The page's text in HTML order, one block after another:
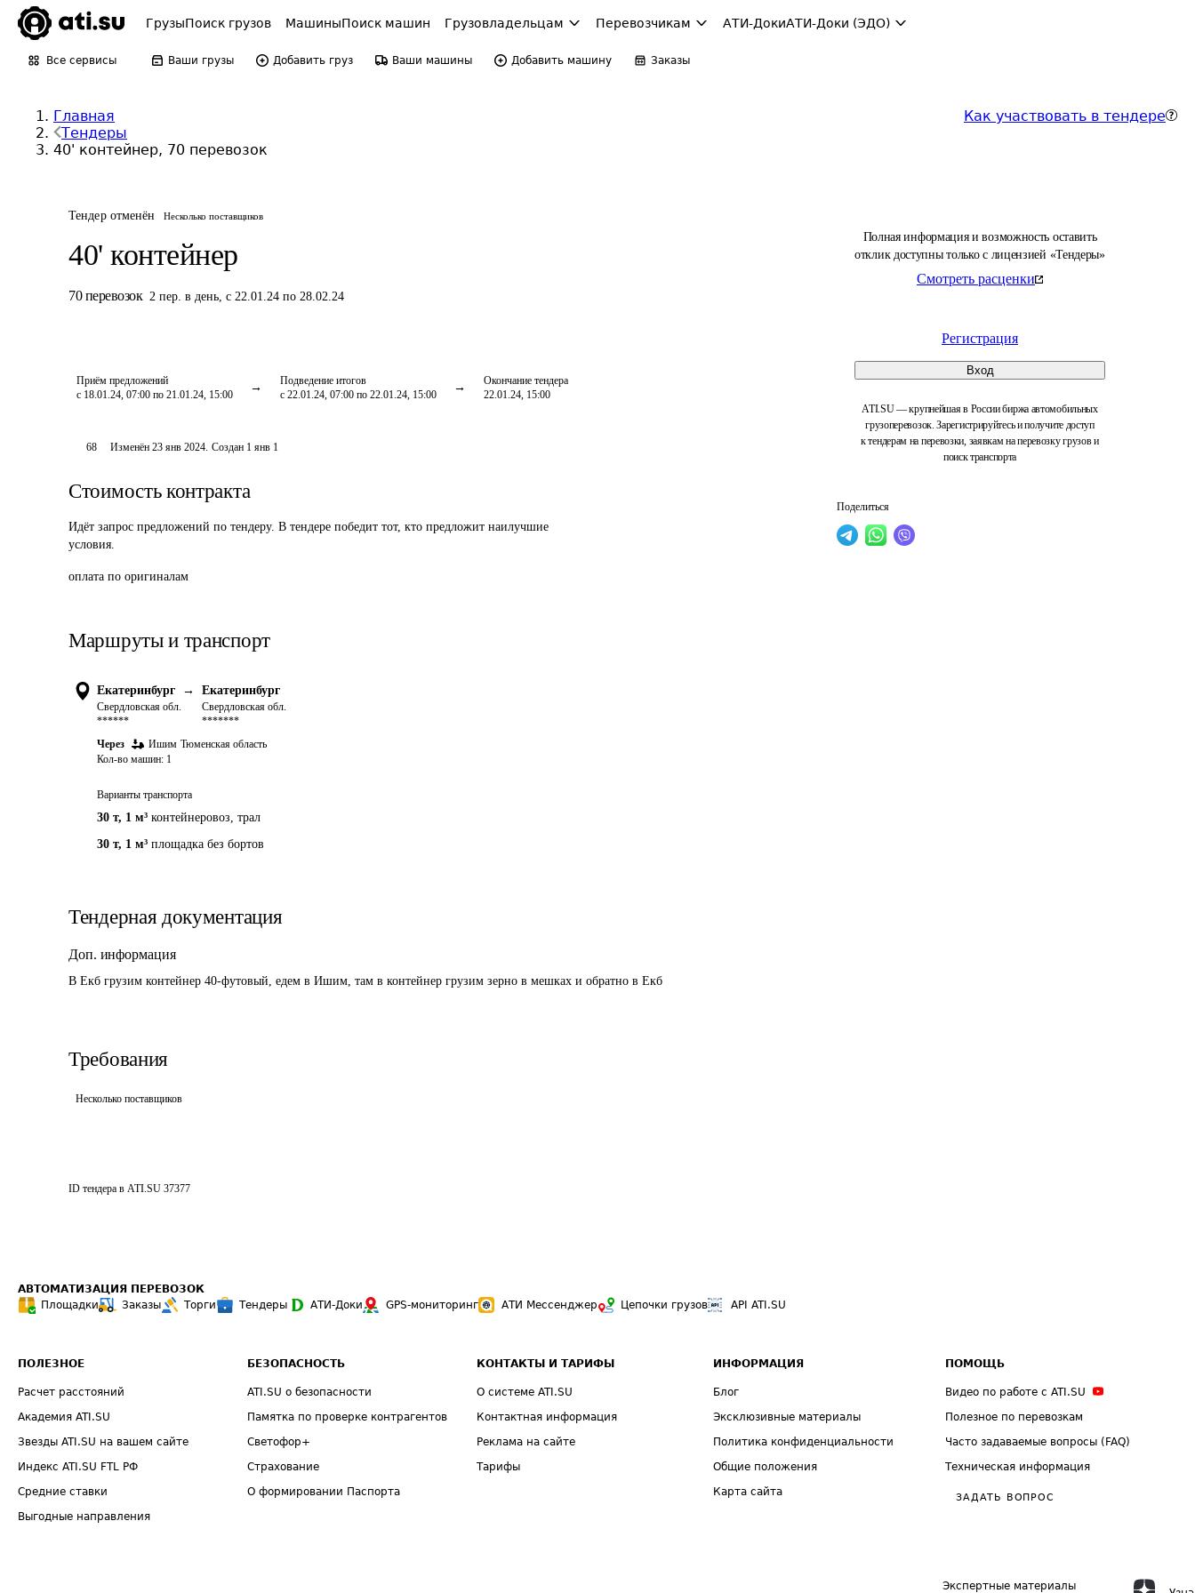
ГрузыПоиск грузов МашиныПоиск машин Грузовладельцам Перевозчикам АТИ-ДокиАТИ-Доки (ЭДО)
Все сервисы Ваши грузы Добавить груз Ваши машины Добавить машину Заказы
Главная
Тендеры
40' контейнер, 70 перевозок
Как участвовать в тендере
Тендер отменён Несколько поставщиков
40' контейнер
70 перевозок 2 пер. в день, с 22.01.24 по 28.02.24
Приём предложений
с 18.01.24, 07:00 по 21.01.24, 15:00
Подведение итогов
с 22.01.24, 07:00 по 22.01.24, 15:00
Окончание тендера
22.01.24, 15:00
Полная информация и возможность оставить
отклик доступны только с лицензией «Тендеры»
Смотреть расценки
Регистрация
Вход
ATI.SU — крупнейшая в России биржа автомобильных
грузоперевозок. Зарегистрируйтесь и получите доступ
к тендерам на перевозки, заявкам на перевозку грузов и
поиск транспорта
Поделиться
68 Изменён23 янв 2024. Создан 1 янв 1
Стоимость контракта
Идёт запрос предложений по тендеру. В тендере победит тот, кто предложит наилучшие
условия.
оплата по оригиналам
Маршруты и транспорт
Екатеринбург →
Свердловская обл.
******
Екатеринбург
Свердловская обл.
*******
Через
Ишим Тюменская область
Кол-во машин: 1
Варианты транспорта
30 т, 1 м³ контейнеровоз, трал
30 т, 1 м³ площадка без бортов
Тендерная документация
Доп. информация
В Екб грузим контейнер 40-футовый, едем в Ишим, там в контейнер грузим зерно в мешках и обратно в Екб
Требования
Несколько поставщиков
ID тендера в ATI.SU 37377
АВТОМАТИЗАЦИЯ ПЕРЕВОЗОК
Площадки
Заказы Торги Тендеры АТИ-Доки GPS-мониторинг АТИ Мессенджер Цепочки грузов API ATI.SU
ПОЛЕЗНОЕ
Расчет расстояний
Академия ATI.SU
Звезды ATI.SU на вашем сайте
Индекс ATI.SU FTL РФ
Средние ставки
Выгодные направления
БЕЗОПАСНОСТЬ
ATI.SU о безопасности
Памятка по проверке контрагентов
Светофор+
Страхование
О формировании Паспорта
КОНТАКТЫ И ТАРИФЫ
О системе ATI.SU
Контактная информация
Реклама на сайте
Тарифы
ИНФОРМАЦИЯ
Блог
Эксклюзивные материалы
Политика конфиденциальности
Общие положения
Карта сайта
ПОМОЩЬ
Видео по работе с ATI.SU
Полезное по перевозкам
Часто задаваемые вопросы (FAQ)
Техническая информация
ЗАДАТЬ ВОПРОС
Экспертные материалы